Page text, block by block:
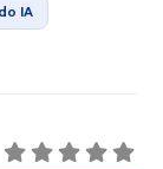
IA